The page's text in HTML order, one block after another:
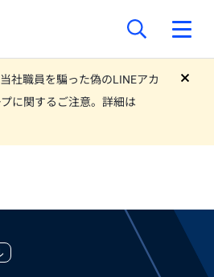
社職員を騙った偽のLINEアカ
に関するご注意。詳細は